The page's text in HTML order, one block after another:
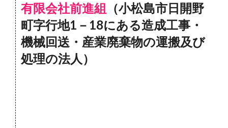
有限会社前進組 （小松島市日開野
町字行地1－18にある造成工事・
機械回送・産業廃棄物の運搬及び
処理の法人）